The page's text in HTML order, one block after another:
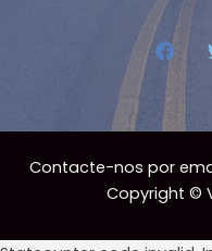
Contacte-nos por
Copyright ©